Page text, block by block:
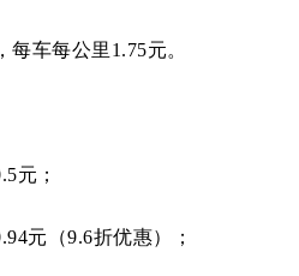
每车每公里1.75元。
元；
元（9.6折优惠）；